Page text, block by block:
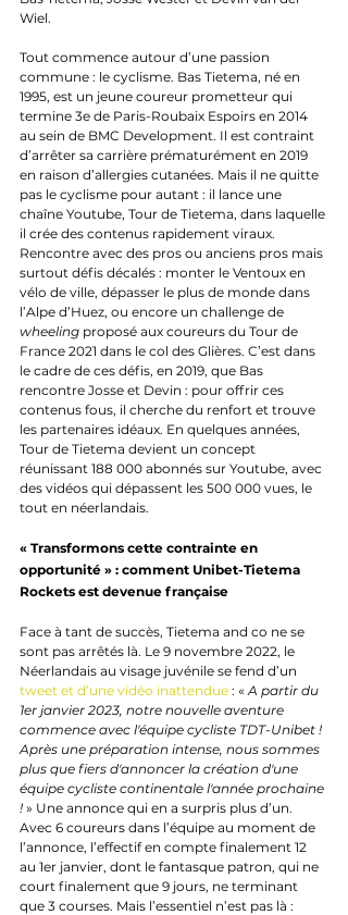
Wiel.
Tout commence autour d’une passion
commune : le cyclisme. Bas Tietema, né en
1995, est un jeune coureur prometteur qui
termine 3e de Paris-Roubaix Espoirs en 2014
au sein de BMC Development. Il est contraint
d’arrêter sa carrière prématurément en 2019
en raison d’allergies cutanées. Mais il ne quitte
pas le cyclisme pour autant : il lance une
chaîne Youtube, Tour de Tietema, dans laquelle
il crée des contenus rapidement viraux.
Rencontre avec des pros ou anciens pros mais
surtout défis décalés : monter le Ventoux en
vélo de ville, dépasser le plus de monde dans
l’Alpe d’Huez, ou encore un challenge de
wheeling proposé aux coureurs du Tour de
France 2021 dans le col des Glières. C’est dans
le cadre de ces défis, en 2019, que Bas
rencontre Josse et Devin : pour offrir ces
contenus fous, il cherche du renfort et trouve
les partenaires idéaux. En quelques années,
Tour de Tietema devient un concept
réunissant 188 000 abonnés sur Youtube, avec
des vidéos qui dépassent les 500 000 vues, le
tout en néerlandais.
« Transformons cette contrainte en
opportunité » : comment Unibet-Tietema
Rockets est devenue française
Face à tant de succès, Tietema and co ne se
sont pas arrêtés là. Le 9 novembre 2022, le
Néerlandais au visage juvénile se fend d’un
tweet et d’une vidéo inattendue : « A partir du
1er janvier 2023, notre nouvelle aventure
commence avec l'équipe cycliste TDT-Unibet !
Après une préparation intense, nous sommes
plus que fiers d'annoncer la création d'une
équipe cycliste continentale l'année prochaine
! » Une annonce qui en a surpris plus d’un.
Avec 6 coureurs dans l’équipe au moment de
l’annonce, l’effectif en compte finalement 12
au 1er janvier, dont le fantasque patron, qui ne
court finalement que 9 jours, ne terminant
que 3 courses. Mais l’essentiel n’est pas là :